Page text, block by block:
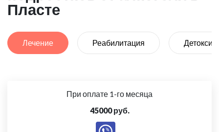
Пласте
Лечение Реабилитация
При оплате 1-го месяца
45000 руб.